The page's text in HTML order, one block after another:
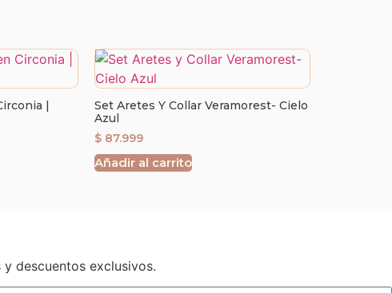
|
Set Aretes Y Collar Veramorest- Cielo
Azul
$ 87.999
Añadir al carrito
descuentos exclusivos.